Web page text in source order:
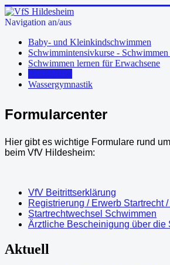
Navigation an/aus
Baby- und Kleinkindschwimmen
Schwimmintensivkurse -
Schwimmen lernen für Erwachsene
Wassergymnastik
Formularcenter
Hier gibt es wichtige Formulare rund
beim VfV Hildesheim:
VfV Beitrittserklärung
Registrierung / Erwerb Startrecht
Startrechtwechsel Schwimmen
Ärztliche Bescheinigung über die
Aktuell